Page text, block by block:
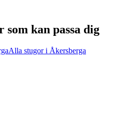
som kan passa dig
Alla stugor i Åkersberga